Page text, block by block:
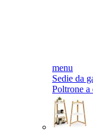
menu
Sedie da
Poltrone a